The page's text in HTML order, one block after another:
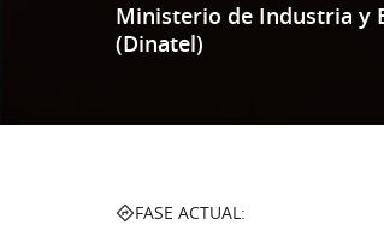
Ministerio de Industria y
(Dinatel)
FASE ACTUAL: